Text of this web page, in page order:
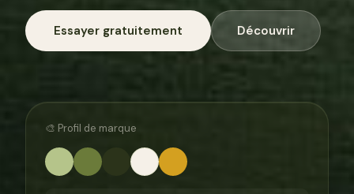
Essayer gratuitement Découvrir
🎨 Profil de marque